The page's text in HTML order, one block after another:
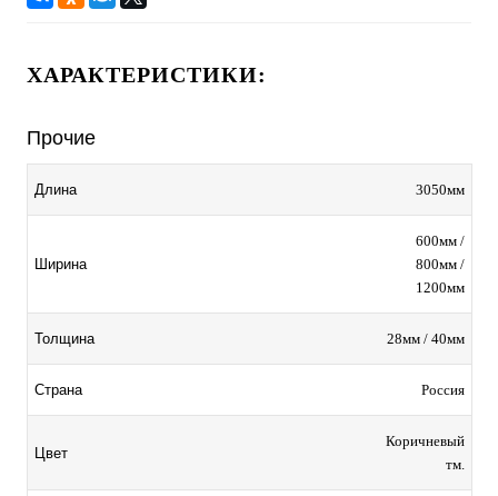
ХАРАКТЕРИСТИКИ:
Прочие
Длина 3050мм
Ширина
600мм /
800мм /
1200мм
Толщина 28мм / 40мм
Страна Россия
Цвет
Коричневый
тм.